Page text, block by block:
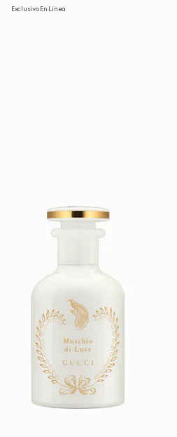
Exclusivo En Línea